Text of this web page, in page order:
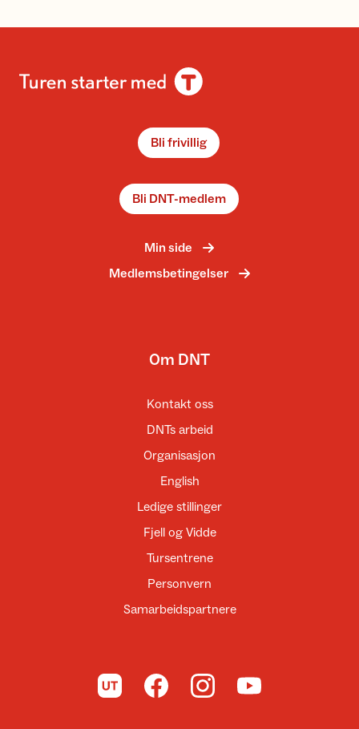
Bli frivillig
Bli DNT-medlem
Min side
Medlemsbetingelser
Om DNT
Kontakt oss
DNTs arbeid
Organisasjon
English
Ledige stillinger
Fjell og Vidde
Tursentrene
Personvern
Samarbeidspartnere
Til UT.no Til DNT på Facebook
Til DNT på Instagram
Til DNT på YouTube